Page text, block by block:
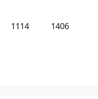
1114 1406